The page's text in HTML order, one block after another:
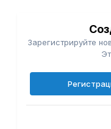
Зарегистрируйте